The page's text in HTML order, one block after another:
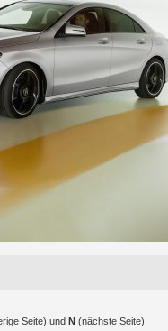
Seite) und N (nächste Seite).